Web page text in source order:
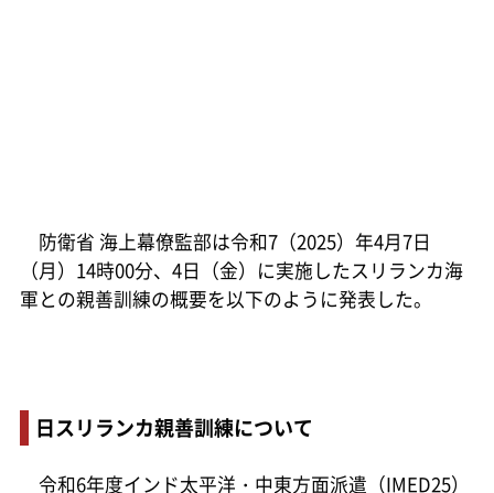
防衛省 海上幕僚監部は令和7（2025）年4月7日
（月）14時00分、4日（金）に実施したスリランカ海
軍との親善訓練の概要を以下のように発表した。
日スリランカ親善訓練について
令和6年度インド太平洋・中東方面派遣（IMED25）